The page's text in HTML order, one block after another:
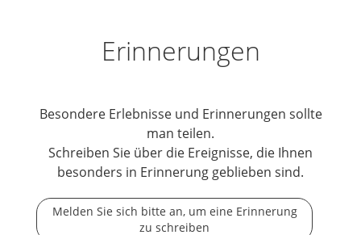
Erinnerungen
Besondere Erlebnisse und Erinnerungen sollte
man teilen.
Schreiben Sie über die Ereignisse, die Ihnen
besonders in Erinnerung geblieben sind.
Melden Sie sich bitte an, um eine Erinnerung
zu schreiben